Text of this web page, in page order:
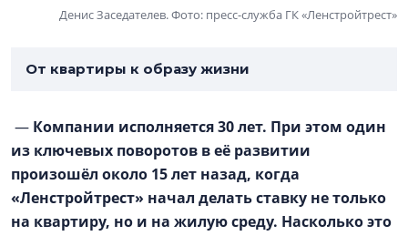
Денис Заседателев. Фото: пресс-служба ГК «Ленстройтрест»
От квартиры к образу жизни
— Компании исполняется 30 лет. При этом один
из ключевых поворотов в её развитии
произошёл около 15 лет назад, когда
«Ленстройтрест» начал делать ставку не только
на квартиру, но и на жилую среду. Насколько это